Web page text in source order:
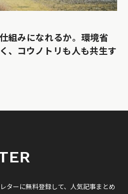
組みになれるか。環境省
、コウノトリも人も共生す
ターに無料登録して、人気記事まとめ